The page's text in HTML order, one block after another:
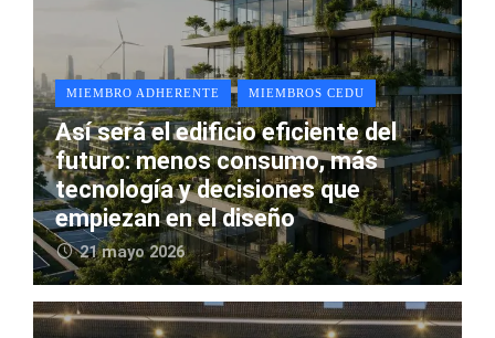
MIEMBRO ADHERENTE MIEMBROS CEDU
Así será el edificio eficiente del
futuro: menos consumo, más
tecnología y decisiones que
empiezan en el diseño
21 mayo 2026